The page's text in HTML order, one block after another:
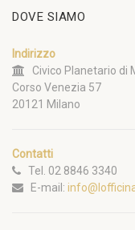
DOVE SIAMO
Indirizzo
Civico Planetario di
Corso Venezia 57
20121 Milano
Contatti
Tel. 02 8846 3340
E-mail: